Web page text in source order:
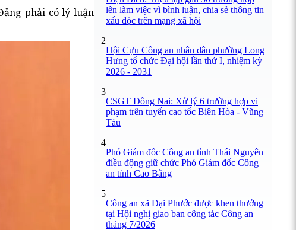
phải có lý luận
lên làm việc vì bình luận, chia sẻ thông tin
xấu độc trên mạng xã hội
2
Hội Cựu Công an nhân dân phường Long
Hưng tổ chức Đại hội lần thứ I, nhiệm kỳ
2026 - 2031
3
CSGT Đồng Nai: Xử lý 6 trường hợp vi
phạm trên tuyến cao tốc Biên Hòa - Vũng
Tàu
4
Phó Giám đốc Công an tỉnh Thái Nguyên
điều động giữ chức Phó Giám đốc Công
an tỉnh Cao Bằng
5
Công an xã Đại Phước được khen thưởng
tại Hội nghị giao ban công tác Công an
tháng 7/2026